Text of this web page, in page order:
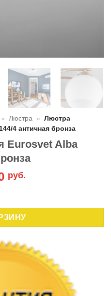
» Люстра »
Люстра
4 античная бронза
Eurosvet Alba
руб.
,70 руб..
Eurosvet Alba